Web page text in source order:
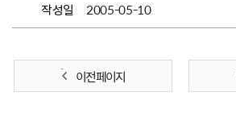
작성일
2005-05-10
이전 페이지